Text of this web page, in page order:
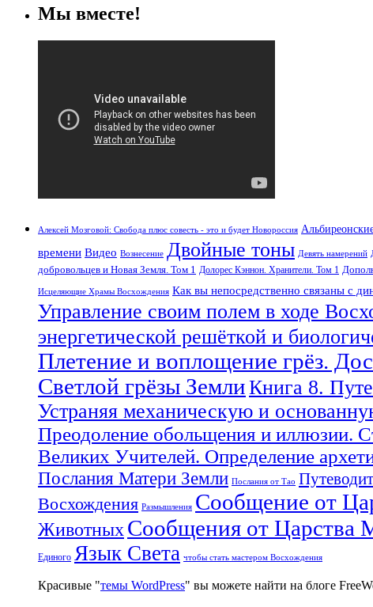
Мы вместе!
Алексей Мозговой: Свобода плюс совесть - это и будет Новороссия
времени Видео Вознесение Двойные тоны Девять намерений
добровольцев и Новая Земля. Том 1 Долорес Кэннон. Хранители. Том 1
Исцеляющие Храмы Восхождения Как вы непосредственно связаны с
Управление своим полем в ходе
энергетической решёткой и
Плетение и воплощение грёз.
Светлой грёзы ЗемлиКнига 8.
Устраняя механическую и
Преодоление обольщения и иллюзии.
Великих Учителей. Определение
Послания Матери Земли Послания от Тао
Восхождения Размышления Сообщение от
Животных Сообщения от Царства
Единого Язык Света чтобы стать мастером Восхождения
Красивые "темы WordPress" вы можете найти на блоге